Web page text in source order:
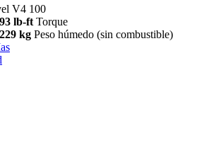
V4 100
93 lb-ft Torque
229 kg Peso húmedo (sin combustible)